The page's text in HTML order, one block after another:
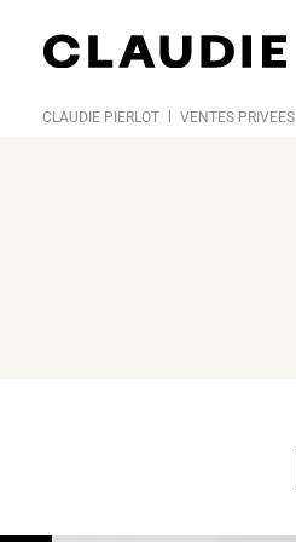
CLAUDIE PIERLOT VENTES PRIVÉES